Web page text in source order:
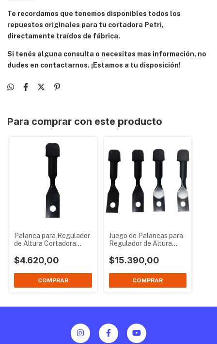
Te recordamos que tenemos disponibles todos los
repuestos originales para tu cortadora Petri,
directamente traídos de fábrica.
Si tenés alguna consulta o necesitas mas información, no
dudes en contactarnos. ¡Estamos a tu disposición!
Para comprar con este producto
Palanca para Regulador
de Altura Cortadora
$4.620,00
Juego de Palancas para
Regulador de Altura
3 en 1
$15.390,00